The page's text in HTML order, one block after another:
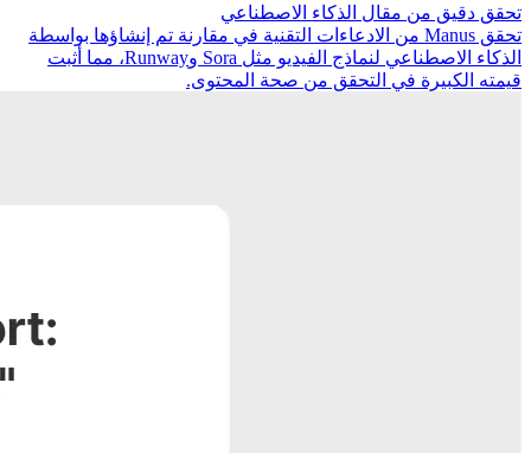
تحقق دقيق من مقال الذكاء الاصطناعي
تحقق Manus من الادعاءات التقنية في مقارنة تم إنشاؤها بواسطة
الذكاء الاصطناعي لنماذج الفيديو مثل Sora وRunway، مما أثبت
قيمته الكبيرة في التحقق من صحة المحتوى.